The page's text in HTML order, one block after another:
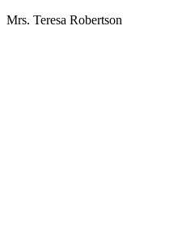
Mrs. Teresa Robertson